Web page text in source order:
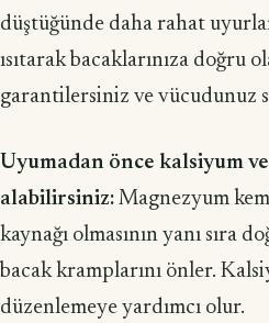
düştüğünde daha rahat
ısıtarak bacaklarınıza doğru
garantilersiniz ve vücudunuz
Uyumadan önce kalsiyum
alabilirsiniz: Magnezyum
kaynağı olmasının yanı sıra
bacak kramplarını önler.
düzenlemeye yardımcı olur.